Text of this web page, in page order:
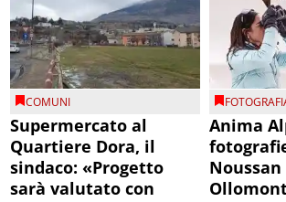
COMUNI
Supermercato al
Quartiere Dora, il
sindaco: «Progetto
sarà valutato con
Anima